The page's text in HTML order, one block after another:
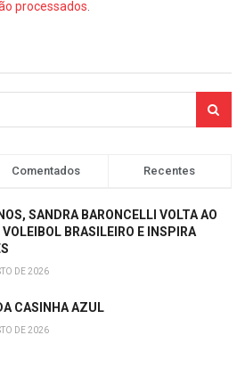
processados.
Comentados Recentes
SANDRA BARONCELLI VOLTA AO
BRASILEIRO E INSPIRA
DE 2026
CASINHA AZUL
DE 2026